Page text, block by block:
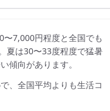
7,000円程度と全国でも
夏は30〜33度程度で猛暑
傾向があります。
で、 全国平均よりも生活コ